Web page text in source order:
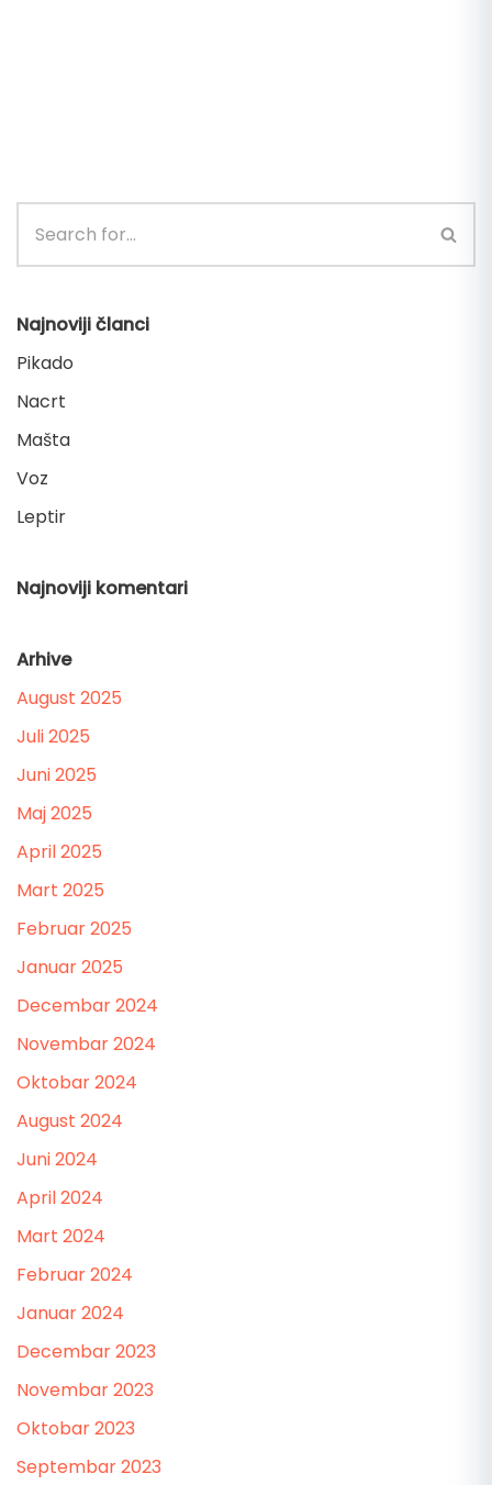
Najnoviji članci
Pikado
Nacrt
Mašta
Voz
Leptir
Najnoviji komentari
Arhive
August 2025
Juli 2025
Juni 2025
Maj 2025
April 2025
Mart 2025
Februar 2025
Januar 2025
Decembar 2024
Novembar 2024
Oktobar 2024
August 2024
Juni 2024
April 2024
Mart 2024
Februar 2024
Januar 2024
Decembar 2023
Novembar 2023
Oktobar 2023
Septembar 2023